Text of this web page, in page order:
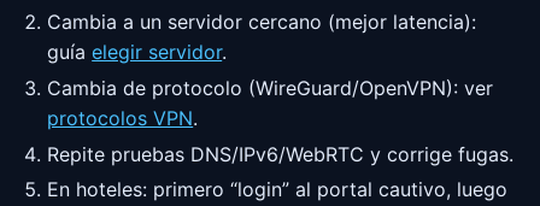
Cambia a un servidor cercano (mejor latencia):
guíaelegir servidor.
Cambia de protocolo (WireGuard/OpenVPN): ver
protocolos VPN.
Repite pruebas DNS/IPv6/WebRTC y corrige fugas.
En hoteles: primero “login” al portal cautivo, luego